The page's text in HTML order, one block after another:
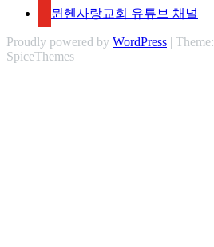
뮌헨사랑교회 유튜브 채널
Proudly powered by WordPress | Theme:
SpiceThemes